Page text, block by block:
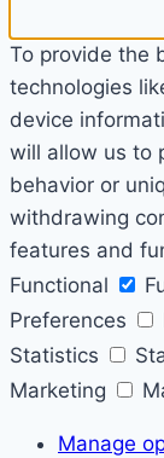
To provide the
technologies
device
will allow us to
behavior or
withdrawing
features and
Functional
Preferences
Statistics
Marketing
Manage